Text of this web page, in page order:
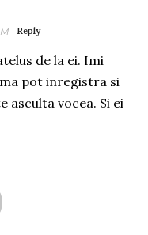
Reply
de la ei. Imi
pot inregistra si
asculta vocea. Si ei